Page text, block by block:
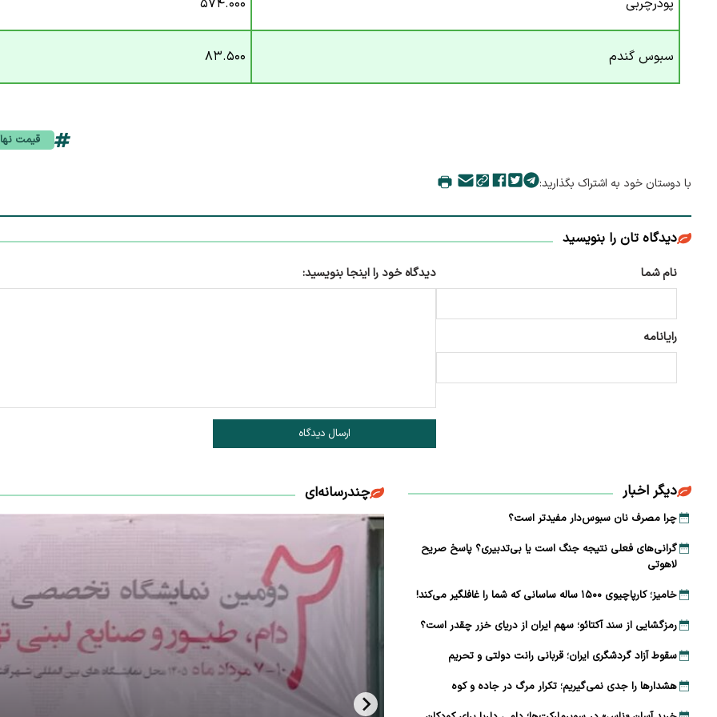
سبوس گندم ۸۳.۵۰۰
قیمت
با دوستان خود به اشتراک بگذارید:
دیدگاه تان را بنویسید
نام شما
رایانامه
دیدگاه خود را اینجا بنویسید:
ارسال دیدگاه
دیگر اخبار
چرا مصرف نان سبوس‌دار مفیدتر است؟
گرانی‌های فعلی نتیجه جنگ است یا بی‌تدبیری؟ پاسخ صریح
لاهوتی
خامیز؛ کارپاچیوی ۱۵۰۰ ساله ساسانی که شما را غافلگیر می‌کند!
رمزگشایی از سند آکتائو؛ سهم ایران از دریای خزر چقدر است؟
سقوط آزاد گردشگری ایران؛ قربانی رانت دولتی و تحریم
هشدارها را جدی نمی‌گیریم؛ تکرار مرگ در جاده و کوه
چندرسانه‌ای